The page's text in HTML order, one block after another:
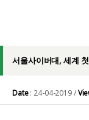
서울사이버대, 세계
Date: 24-04-2019 /